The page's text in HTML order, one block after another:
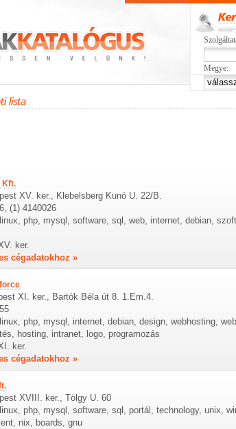
Megye:
Kft.
XV. ker., Klebelsberg Kunó U. 22/B.
(1) 4140026
php, mysql, software, sql, web, internet, debian,
ker.
cégadatokhoz »
XI. ker., Bartók Béla út 8. 1.Em.4.
php, mysql, internet, debian, design, webhosting,
hosting, intranet, logo, programozás
ker.
cégadatokhoz »
XVIII. ker., Tölgy U. 60
php, mysql, software, sql, portál, technology, unix,
nix, boards, gnu